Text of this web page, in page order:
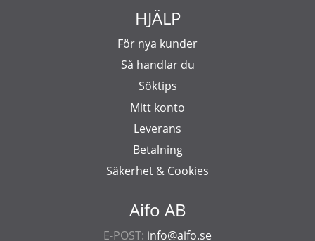
Aifo AB
E-POST: info@aifo.se
HJÄLP
För nya kunder
Så handlar du
Söktips
Mitt konto
Leverans
Betalning
Säkerhet & Cookies